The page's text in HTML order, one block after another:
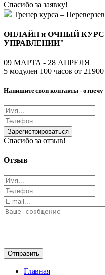
Спасибо за заявку!
Тренер курса –
ОНЛАЙН и ОЧНЫЙ
УПРАВЛЕНИИ"
09 МАРТА - 28 АПРЕЛЯ
5 модулей 100 часов от
Напишите свои контакты -
Зарегистрироваться
Спасибо за отзыв!
Отзыв
Отправить
Главная